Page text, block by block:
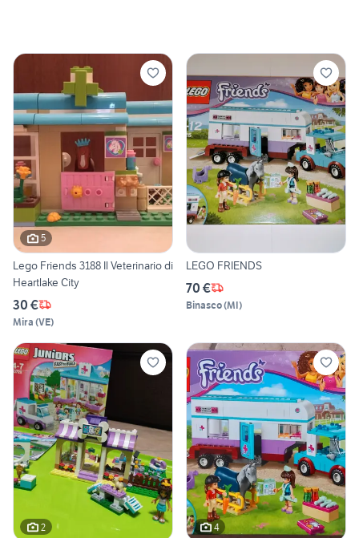
5
Lego Friends 3188 Il Veterinario di
Heartlake City
30 €
Mira (VE)
LEGO FRIENDS
70 €
Binasco(MI)
2 4